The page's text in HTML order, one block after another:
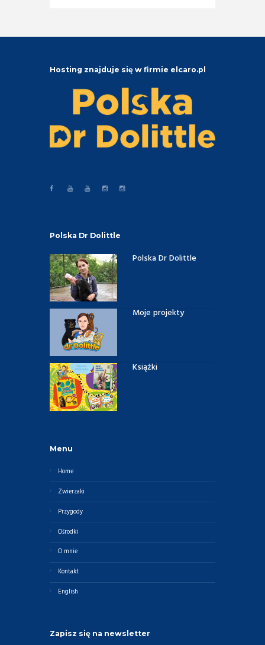
Hosting znajduje się w firmie elcaro.pl
Polska Dr Dolittle
Polska Dr Dolittle
Moje projekty
Książki
Menu
Home
Zwierzaki
Przygody
Ośrodki
O mnie
Kontakt
English
Zapisz się na newsletter